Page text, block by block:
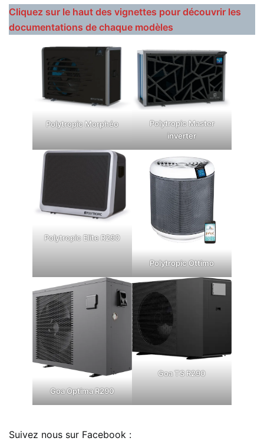
Cliquez sur le haut des vignettes pour découvrir les
documentations de chaque modèles
Polytropic Morphéo
Polytropic Master
inverter
Polytropic Elite R290
Polytropic Ottimo
Goa Optima R290
Goa TS R290
Suivez nous sur Facebook :